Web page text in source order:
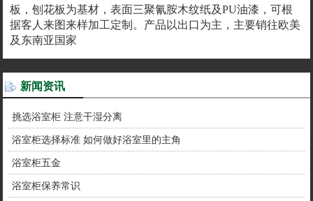
板，刨花板为基材，表面三聚氰胺木纹纸及PU油漆，可根
据客人来图来样加工定制。产品以出口为主，主要销往欧美
及东南亚国家
新闻资讯
挑选浴室柜 注意干湿分离
浴室柜选择标准 如何做好浴室里的主角
浴室柜五金
浴室柜保养常识